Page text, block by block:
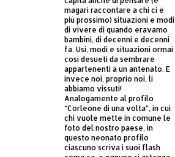
magari raccontare a chi ci è
più prossimo) situazioni e modi
di vivere di quando eravamo
bambini, di decenni e decenni
fa. Usi, modi e situazioni ormai
così desueti da sembrare
appartenenti a un antenato. E
invece noi, proprio noi, li
abbiamo vissuti!
Analogamente al profilo
“Corleone di una volta”, in cui
chi vuole mette in comune le
foto del nostro paese, in
questo neonato profilo
ciascuno scriva i suoi flash